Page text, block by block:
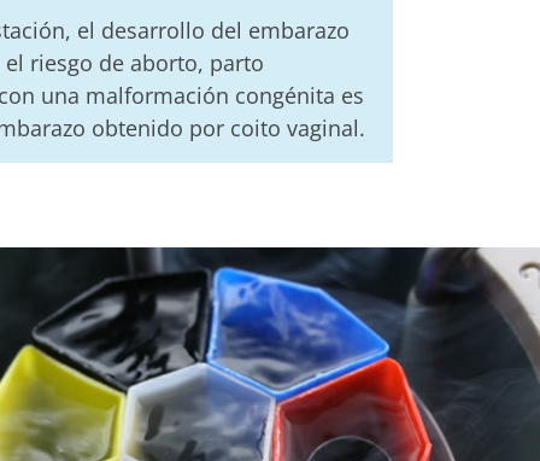
el desarrollo del embarazo
riesgo de aborto, parto
una malformación congénita es
obtenido por coito vaginal.